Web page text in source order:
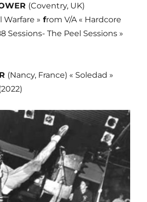
(Coventry, UK)
Warfare » from V/A « Hardcore
Sessions- The Peel Sessions »
(Nancy, France) « Soledad »